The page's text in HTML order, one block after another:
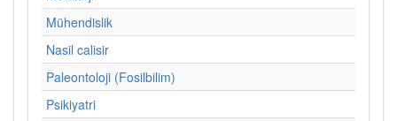
Mühendislik
Nasil calisir
Paleontoloji (Fosilbilim)
Psikiyatri